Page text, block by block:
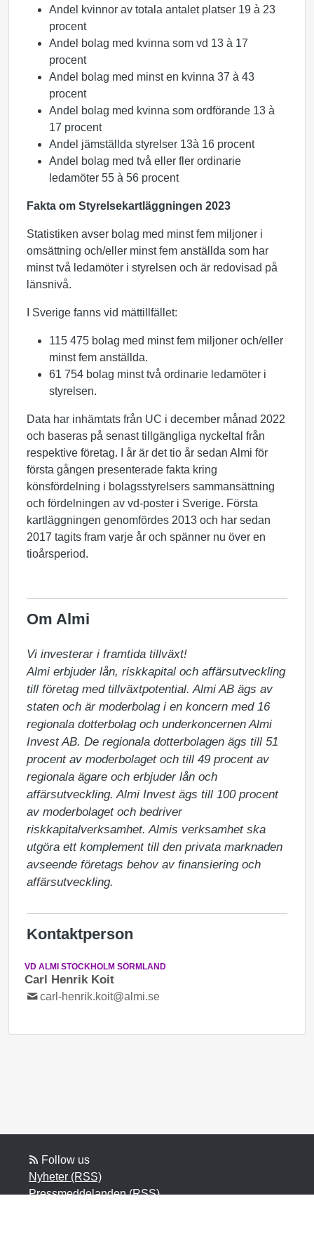
Andel kvinnor av totala antalet platser 19 à 23
procent
Andel bolag med kvinna som vd 13 à 17
procent
Andel bolag med minst en kvinna 37 à 43
procent
Andel bolag med kvinna som ordförande 13 à
17 procent
Andel jämställda styrelser 13à 16 procent
Andel bolag med två eller fler ordinarie
ledamöter 55 à 56 procent
Fakta om Styrelsekartläggningen 2023
Statistiken avser bolag med minst fem miljoner i
omsättning och/eller minst fem anställda som har
minst två ledamöter i styrelsen och är redovisad på
länsnivå.
I Sverige fanns vid mättillfället:
115 475 bolag med minst fem miljoner och/eller
minst fem anställda.
61 754 bolag minst två ordinarie ledamöter i
styrelsen.
Data har inhämtats från UC i december månad 2022
och baseras på senast tillgängliga nyckeltal från
respektive företag. I år är det tio år sedan Almi för
första gången presenterade fakta kring
könsfördelning i bolagsstyrelsers sammansättning
och fördelningen av vd-poster i Sverige. Första
kartläggningen genomfördes 2013 och har sedan
2017 tagits fram varje år och spänner nu över en
tioårsperiod.
Om Almi
Vi investerar i framtida tillväxt!
Almi erbjuder lån, riskkapital och affärsutveckling
till företag med tillväxtpotential. Almi AB ägs av
staten och är moderbolag i en koncern med 16
regionala dotterbolag och underkoncernen Almi
Invest AB. De regionala dotterbolagen ägs till 51
procent av moderbolaget och till 49 procent av
regionala ägare och erbjuder lån och
affärsutveckling. Almi Invest ägs till 100 procent
av moderbolaget och bedriver
riskkapitalverksamhet. Almis verksamhet ska
utgöra ett komplement till den privata marknaden
avseende företags behov av finansiering och
affärsutveckling.
Kontaktperson
VD ALMI STOCKHOLM SÖRMLAND
Carl Henrik Koit
carl-henrik.koit@almi.se
Follow us
Nyheter (RSS)
Pressmeddelanden (RSS)